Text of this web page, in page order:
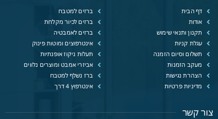
דף הבית
אודות
תקנון ותנאי שימוש
עגלת קניות
תשלום וסיום הזמנה
מעקב הזמנות
הצהרת נגישות
מדיניות פרטיות
ברזים למטבח
ברזים לכיור מקלחת
ברזים לאמבטיה
אינטרפוצים ומוטות פינוק
תעלות ניקוז אופנתיות
אביזרי אמבט ומוצרים נלווים
ברז נשלף למטבח
אינטרפוץ 4 דרך
צור קשר